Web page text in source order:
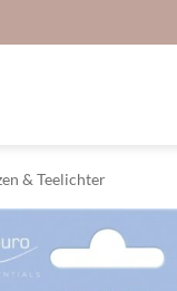
& Teelichter